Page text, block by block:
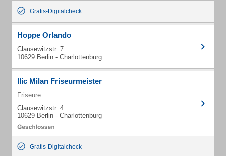
Gratis-Digitalcheck
Hoppe Orlando
Clausewitzstr. 7
10629 Berlin - Charlottenburg
Ilic Milan Friseurmeister
Friseure
Clausewitzstr. 4
10629 Berlin - Charlottenburg
Gratis-Digitalcheck